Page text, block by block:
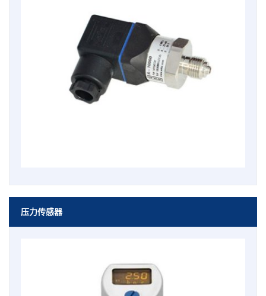
压力传感器